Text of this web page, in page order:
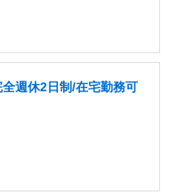
週休2日制/在宅勤務可